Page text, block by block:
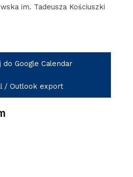
im. Tadeusza Kościuszki
do Google Calendar
/ Outlook export